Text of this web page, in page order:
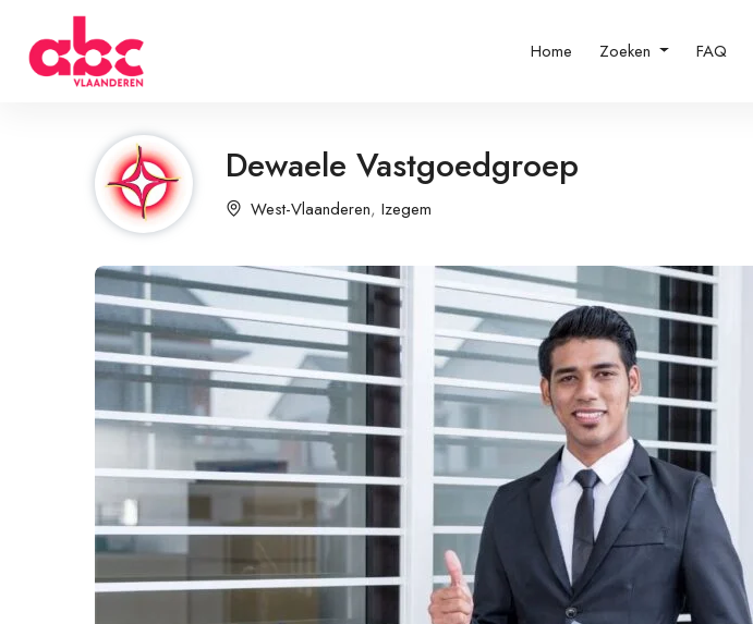
Home Zoeken FAQ
Dewaele Vastgoedgroep
West-Vlaanderen, Izegem